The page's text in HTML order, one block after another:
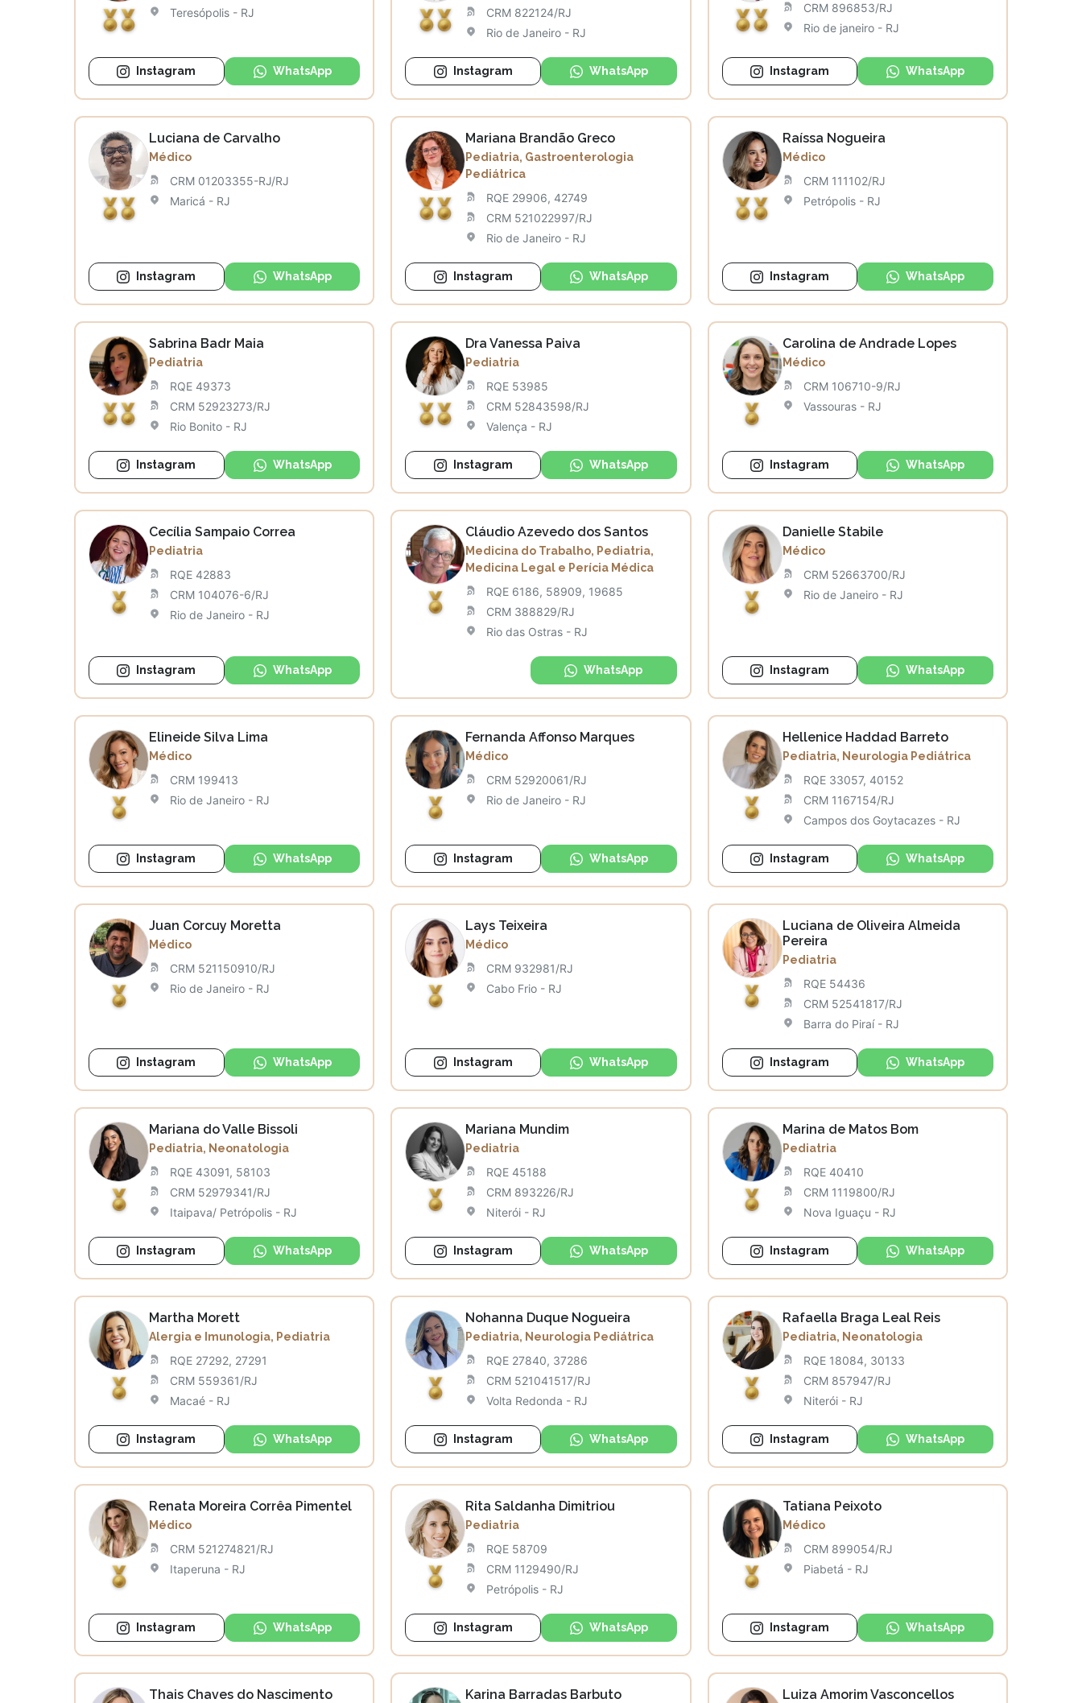
Teresópolis - RJ
Instagram WhatsApp
CRM 822124/RJ
Rio de Janeiro - RJ
Instagram WhatsApp
CRM 896853/RJ
Rio de janeiro - RJ
Instagram WhatsApp
Luciana de Carvalho
Médico
CRM 01203355-RJ/RJ
Maricá - RJ
Instagram WhatsApp
Mariana Brandão Greco
Pediatria, Gastroenterologia
Pediátrica
RQE 29906, 42749
CRM 521022997/RJ
Rio de Janeiro - RJ
Instagram WhatsApp
Raíssa Nogueira
Médico
CRM 111102/RJ
Petrópolis - RJ
Instagram WhatsApp
Sabrina Badr Maia
Pediatria
RQE 49373
CRM 52923273/RJ
Rio Bonito - RJ
Instagram WhatsApp
Dra Vanessa Paiva
Pediatria
RQE 53985
CRM 52843598/RJ
Valença - RJ
Instagram WhatsApp
Carolina de Andrade Lopes
Médico
CRM 106710-9/RJ
Vassouras - RJ
Instagram WhatsApp
Cecília Sampaio Correa
Pediatria
RQE 42883
CRM 104076-6/RJ
Rio de Janeiro - RJ
Instagram WhatsApp
Cláudio Azevedo dos Santos
Medicina do Trabalho, Pediatria,
Medicina Legal e Perícia Médica
RQE 6186, 58909, 19685
CRM 388829/RJ
Rio das Ostras - RJ
WhatsApp
Danielle Stabile
Médico
CRM 52663700/RJ
Rio de Janeiro - RJ
Instagram WhatsApp
Elineide Silva Lima
Médico
CRM 199413
Rio de Janeiro - RJ
Instagram WhatsApp
Fernanda Affonso Marques
Médico
CRM 52920061/RJ
Rio de Janeiro - RJ
Instagram WhatsApp
Hellenice Haddad Barreto
Pediatria, Neurologia Pediátrica
RQE 33057, 40152
CRM 1167154/RJ
Campos dos Goytacazes - RJ
Instagram WhatsApp
Juan Corcuy Moretta
Médico
CRM 521150910/RJ
Rio de Janeiro - RJ
Instagram WhatsApp
Lays Teixeira
Médico
CRM 932981/RJ
Cabo Frio - RJ
Instagram WhatsApp
Luciana de Oliveira Almeida
Pereira
Pediatria
RQE 54436
CRM 52541817/RJ
Barra do Piraí - RJ
Instagram WhatsApp
Mariana do Valle Bissoli
Pediatria, Neonatologia
RQE 43091, 58103
CRM 52979341/RJ
Itaipava/ Petrópolis - RJ
Instagram WhatsApp
Mariana Mundim
Pediatria
RQE 45188
CRM 893226/RJ
Niterói - RJ
Instagram WhatsApp
Marina de Matos Bom
Pediatria
RQE 40410
CRM 1119800/RJ
Nova Iguaçu - RJ
Instagram WhatsApp
Martha Morett
Alergia e Imunologia, Pediatria
RQE 27292, 27291
CRM 559361/RJ
Macaé - RJ
Instagram WhatsApp
Nohanna Duque Nogueira
Pediatria, Neurologia Pediátrica
RQE 27840, 37286
CRM 521041517/RJ
Volta Redonda - RJ
Instagram WhatsApp
Rafaella Braga Leal Reis
Pediatria, Neonatologia
RQE 18084, 30133
CRM 857947/RJ
Niterói - RJ
Instagram WhatsApp
Renata Moreira Corrêa Pimentel
Médico
CRM 521274821/RJ
Itaperuna - RJ
Instagram WhatsApp
Rita Saldanha Dimitriou
Pediatria
RQE 58709
CRM 1129490/RJ
Petrópolis - RJ
Instagram WhatsApp
Tatiana Peixoto
Médico
CRM 899054/RJ
Piabetá - RJ
Instagram WhatsApp
Thais Chaves do Nascimento
Karina Barradas Barbuto Luiza Amorim Vasconcellos